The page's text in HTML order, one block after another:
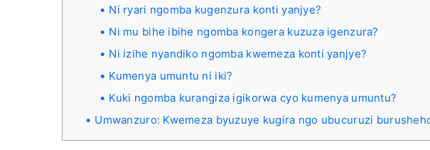
Ni ryari ngomba kugenzura konti yanjye?
Ni mu bihe ibihe ngomba kongera kuzuza igenzura?
Ni izihe nyandiko ngomba kwemeza konti yanjye?
Kumenya umuntu ni iki?
Kuki ngomba kurangiza igikorwa cyo kumenya umuntu?
Umwanzuro: Kwemeza byuzuye kugira ngo ubucuruzi